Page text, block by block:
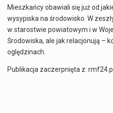
Mieszkańcy obawiali się już od
wysypiska na środowisko. W
w starostwie powiatowym i w
Środowiska, ale jak relacjonują –
oględzinach.
Publikacja zaczerpnięta z: rmf24.pl